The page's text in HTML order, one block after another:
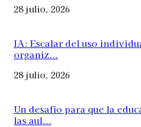
28 julio, 2026
IA: Escalar del uso
organiz...
28 julio, 2026
Un desafío para que la
las aul...